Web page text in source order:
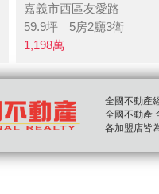
嘉義市西區友愛路
59.9坪
5房2廳3衛
1,198萬
全國不動產
全國不動產
各加盟店皆